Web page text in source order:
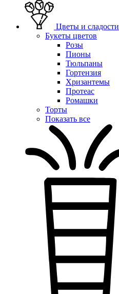
Цветы и сладости
Букеты цветов
Розы
Пионы
Тюльпаны
Гортензия
Хризантемы
Протеас
Ромашки
Торты
Показать все